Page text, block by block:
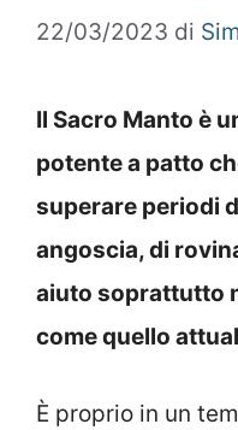
22/03/2023 di
Il Sacro Manto è
potente a patto
superare periodi
angoscia, di
aiuto soprattutto
come quello
È proprio in un